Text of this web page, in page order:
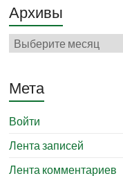
Архивы
Архивы
Мета
Войти
Лента записей
Лента комментариев